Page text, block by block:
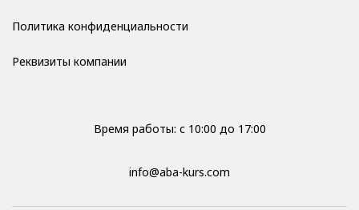
Политика конфиденциальности
Реквизиты компании
Время работы: с 10:00 до 17:00
info@aba-kurs.com